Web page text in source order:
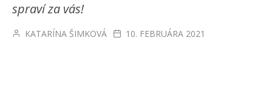
spraví za vás!
KATARÍNA ŠIMKOVÁ 10. FEBRUÁRA 2021